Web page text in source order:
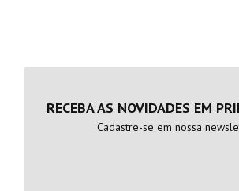
RECEBA AS NOVIDADES EM
Cadastre-se em nossa